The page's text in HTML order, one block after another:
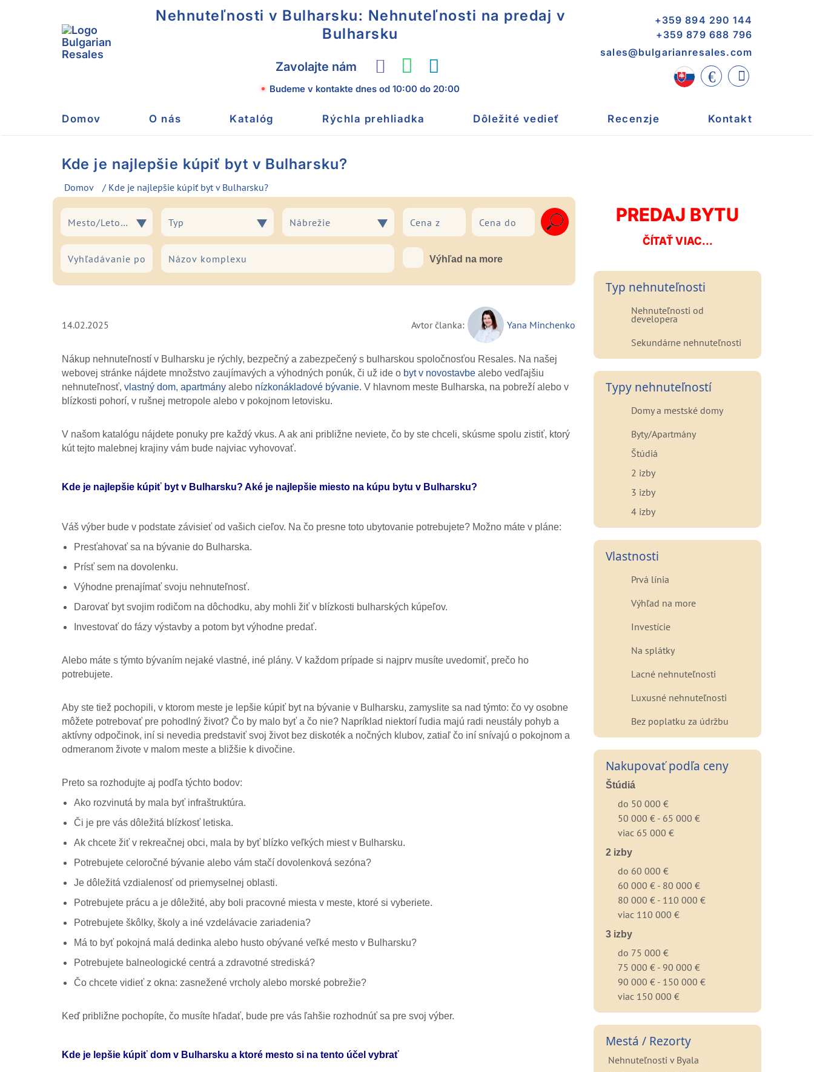
Nehnuteľnosti v Bulharsku: Nehnuteľnosti na predaj v
Bulharsku
Zavolajte nám
Budeme v kontakte dnes od 10:00 do 20:00
+359 894 290 144
+359 879 688 796
sales@bulgarianresales.com
€
Domov O nás Katalóg Rýchla prehliadka Dôležité vedieť Recenzje Kontakt
Kde je najlepšie kúpiť byt v Bulharsku?
Domov / Kde je najlepšie kúpiť byt v Bulharsku?
Mesto/Letovisko
Mesto/Letovisko
Typ
Typ
Nábrežie
Nábrežie
Výhľad na more
14.02.2025 Avtor članka: Yana Minchenko
Nákup nehnuteľností v Bulharsku je rýchly, bezpečný a zabezpečený s bulharskou spoločnosťou Resales. Na našej
webovej stránke nájdete množstvo zaujímavých a výhodných ponúk, či už ide o byt v novostavbe alebo vedľajšiu
nehnuteľnosť, vlastný dom, apartmány alebo nízkonákladové bývanie. V hlavnom meste Bulharska, na pobreží alebo v
blízkosti pohorí, v rušnej metropole alebo v pokojnom letovisku.
V našom katalógu nájdete ponuky pre každý vkus. A ak ani približne neviete, čo by ste chceli, skúsme spolu zistiť, ktorý
kút tejto malebnej krajiny vám bude najviac vyhovovať.
Kde je najlepšie kúpiť byt v Bulharsku? Aké je najlepšie miesto na kúpu bytu v Bulharsku?
Váš výber bude v podstate závisieť od vašich cieľov. Na čo presne toto ubytovanie potrebujete? Možno máte v pláne:
Presťahovať sa na bývanie do Bulharska.
Prísť sem na dovolenku.
Výhodne prenajímať svoju nehnuteľnosť.
Darovať byt svojim rodičom na dôchodku, aby mohli žiť v blízkosti bulharských kúpeľov.
Investovať do fázy výstavby a potom byt výhodne predať.
Alebo máte s týmto bývaním nejaké vlastné, iné plány. V každom prípade si najprv musíte uvedomiť, prečo ho
potrebujete.
Aby ste tiež pochopili, v ktorom meste je lepšie kúpiť byt na bývanie v Bulharsku, zamyslite sa nad týmto: čo vy osobne
môžete potrebovať pre pohodlný život? Čo by malo byť a čo nie? Napríklad niektorí ľudia majú radi neustály pohyb a
aktívny odpočinok, iní si nevedia predstaviť svoj život bez diskoték a nočných klubov, zatiaľ čo iní snívajú o pokojnom a
odmeranom živote v malom meste a bližšie k divočine.
Preto sa rozhodujte aj podľa týchto bodov:
Ako rozvinutá by mala byť infraštruktúra.
Či je pre vás dôležitá blízkosť letiska.
Ak chcete žiť v rekreačnej obci, mala by byť blízko veľkých miest v Bulharsku.
Potrebujete celoročné bývanie alebo vám stačí dovolenková sezóna?
Je dôležitá vzdialenosť od priemyselnej oblasti.
Potrebujete prácu a je dôležité, aby boli pracovné miesta v meste, ktoré si vyberiete.
Potrebujete škôlky, školy a iné vzdelávacie zariadenia?
Má to byť pokojná malá dedinka alebo husto obývané veľké mesto v Bulharsku?
Potrebujete balneologické centrá a zdravotné strediská?
Čo chcete vidieť z okna: zasnežené vrcholy alebo morské pobrežie?
Keď približne pochopíte, čo musíte hľadať, bude pre vás ľahšie rozhodnúť sa pre svoj výber.
Kde je lepšie kúpiť dom v Bulharsku a ktoré mesto si na tento účel vybrať
PREDAJ BYTU
ČÍTAŤ VIAC...
Typ nehnuteľnosti
Nehnuteľnosti od
developera
Sekundárne nehnuteľnosti
Typy nehnuteľností
Domy a mestské domy
Byty/Apartmány
Štúdiá
2 izby
3 izby
4 izby
Vlastnosti
Prvá línia
Výhľad na more
Investície
Na splátky
Lacné nehnuteľnosti
Luxusné nehnuteľnosti
Bez poplatku za údržbu
Nakupovať podľa ceny
Štúdiá
do 50 000 €
50 000 € - 65 000 €
viac 65 000 €
2 izby
do 60 000 €
60 000 € - 80 000 €
80 000 € - 110 000 €
viac 110 000 €
3 izby
do 75 000 €
75 000 € - 90 000 €
90 000 € - 150 000 €
viac 150 000 €
Mestá / Rezorty
Nehnuteľnosti v Byala